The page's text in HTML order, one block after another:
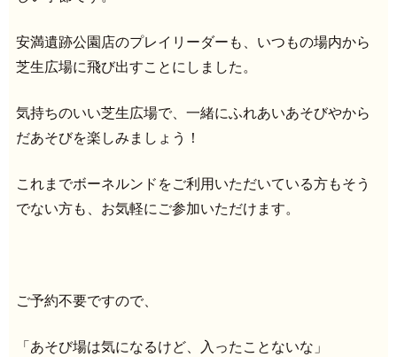
安満遺跡公園店のプレイリーダーも、いつもの場内から
芝生広場に飛び出すことにしました。
気持ちのいい芝生広場で、一緒にふれあいあそびやから
だあそびを楽しみましょう！
これまでボーネルンドをご利用いただいている方もそう
でない方も、お気軽にご参加いただけます。
ご予約不要ですので、
「あそび場は気になるけど、入ったことないな」